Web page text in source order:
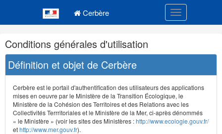
Cerbère Toggle
Navigation
et
outils
annexes
Conditions générales d'utilisation
Définition et objet de Cerbère
Cerbère est le portail d'authentification des utilisateurs des applications
mises en oeuvre par le Ministère de la Transition Écologique, le
Ministère de la Cohésion des Territoires et des Relations avec les
Collectivités Terrritoriales et le Ministère de la Mer, ci-après dénommés
« le Ministère » (voir les sites des Ministères :http://www.ecologie.gouv.fr/
ethttp://www.mer.gouv.fr).